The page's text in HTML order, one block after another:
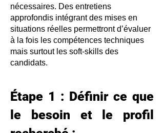
nécessaires. Des entretiens
approfondis intégrant des mises en
situations réelles permettront d’évaluer
à la fois les compétences techniques
mais surtout les soft-skills des
candidats.
Étape 1 : Définir ce que
le besoin et le profil